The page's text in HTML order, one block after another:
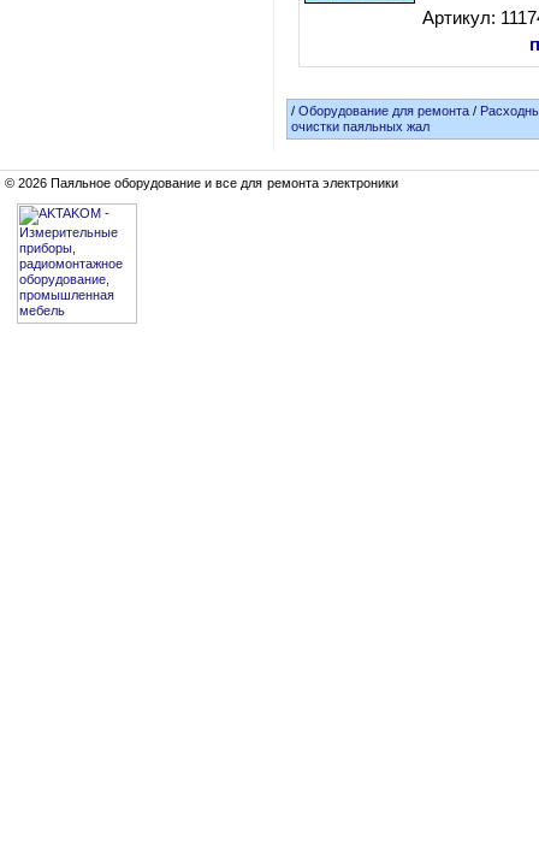
Артикул:
/Оборудование для ремонта /
очистки паяльных жал
© 2026 Паяльное оборудование и все для ремонта электроники